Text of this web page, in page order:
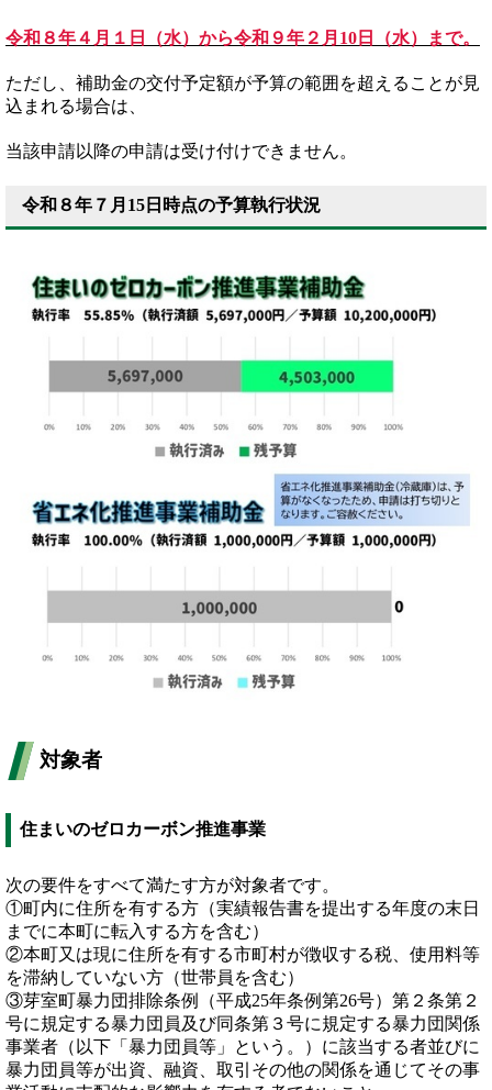
令和８年４月１日（水）から令和９年２月10日（水）まで。
ただし、補助金の交付予定額が予算の範囲を超えることが見
込まれる場合は、
当該申請以降の申請は受け付けできません。
令和８年７月15日時点の予算執行状況
対象者
住まいのゼロカーボン推進事業
次の要件をすべて満たす方が対象者です。
①町内に住所を有する方（実績報告書を提出する年度の末日
までに本町に転入する方を含む）
②本町又は現に住所を有する市町村が徴収する税、使用料等
を滞納していない方（世帯員を含む）
③芽室町暴力団排除条例（平成25年条例第26号）第２条第２
号に規定する暴力団員及び同条第３号に規定する暴力団関係
事業者（以下「暴力団員等」という。）に該当する者並びに
暴力団員等が出資、融資、取引その他の関係を通じてその事